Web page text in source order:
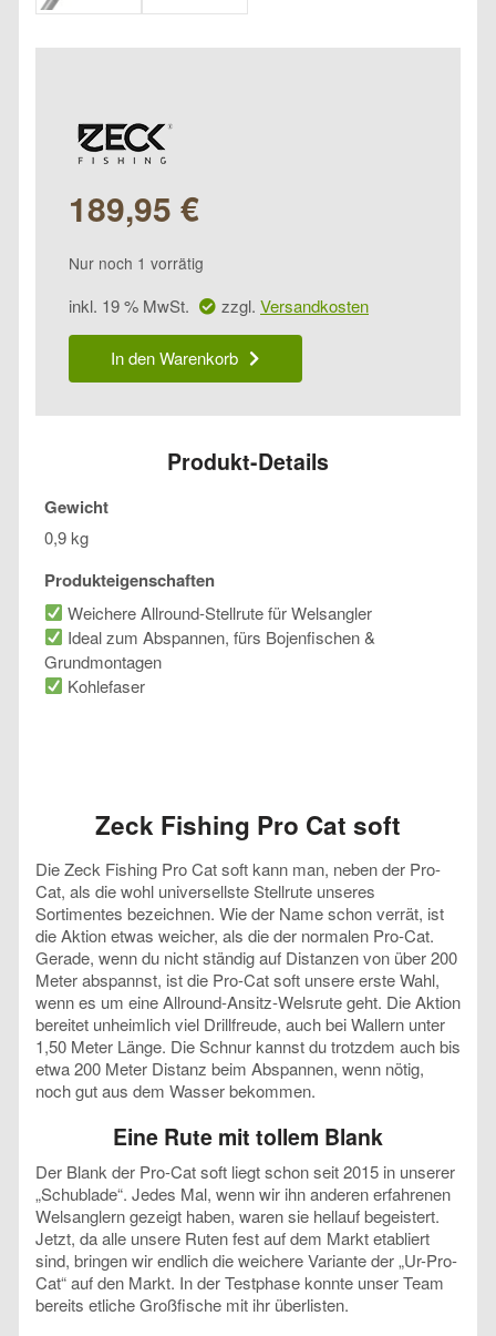
Zeck Fishing Pro Cat soft
Die Zeck Fishing Pro Cat soft kann man, neben der Pro-
Cat, als die wohl universellste Stellrute unseres
Sortimentes bezeichnen. Wie der Name schon verrät, ist
die Aktion etwas weicher, als die der normalen Pro-Cat.
Gerade, wenn du nicht ständig auf Distanzen von über 200
Meter abspannst, ist die Pro-Cat soft unsere erste Wahl,
wenn es um eine Allround-Ansitz-Welsrute geht. Die Aktion
bereitet unheimlich viel Drillfreude, auch bei Wallern unter
1,50 Meter Länge. Die Schnur kannst du trotzdem auch bis
etwa 200 Meter Distanz beim Abspannen, wenn nötig,
noch gut aus dem Wasser bekommen.
Eine Rute mit tollem Blank
Der Blank der Pro-Cat soft liegt schon seit 2015 in unserer
„Schublade“. Jedes Mal, wenn wir ihn anderen erfahrenen
Welsanglern gezeigt haben, waren sie hellauf begeistert.
Jetzt, da alle unsere Ruten fest auf dem Markt etabliert
sind, bringen wir endlich die weichere Variante der „Ur-Pro-
Cat“ auf den Markt. In der Testphase konnte unser Team
bereits etliche Großfische mit ihr überlisten.
189,95 €
Nur noch 1 vorrätig
inkl. 19 % MwSt. zzgl. Versandkosten
Zeck
Fishing
Pro
Cat
In den Warenkorb
Produkt-Details
Gewicht
0,9 kg
Produkteigenschaften
Weichere Allround-Stellrute für Welsangler
Ideal zum Abspannen, fürs Bojenfischen &
Grundmontagen
Kohlefaser